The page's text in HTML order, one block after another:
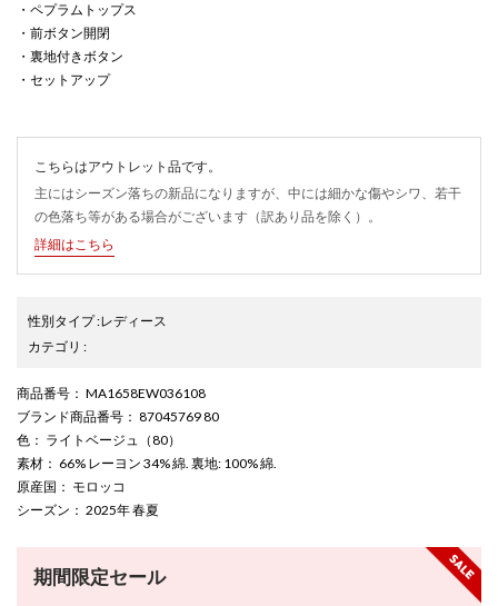
・ペプラムトップス
・前ボタン開閉
・裏地付きボタン
・セットアップ
こちらはアウトレット品です。
主にはシーズン落ちの新品になりますが、中には細かな傷やシワ、若干
の色落ち等がある場合がございます（訳あり品を除く）。
詳細はこちら
性別タイプ:レディース
カテゴリ :
商品番号 ： MA1658EW036108
ブランド商品番号 ： 87045769 80
色 ： ライトベージュ（80）
素材 ： 66% レーヨン 34% 綿. 裏地: 100% 綿.
原産国 ： モロッコ
シーズン ： 2025年 春夏
期間限定セール